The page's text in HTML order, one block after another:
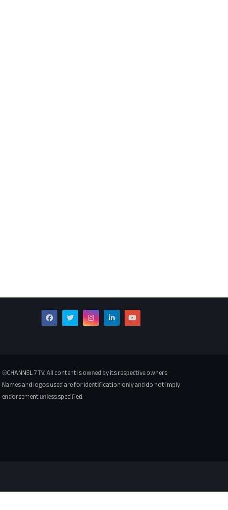
⦾CHANNEL 7 TV. All content is owned by its respective owners.
Names and logos used are for identification only and do not imply
endorsement unless specified.